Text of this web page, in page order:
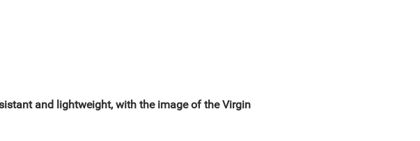
and lightweight, with the image of the Virgin